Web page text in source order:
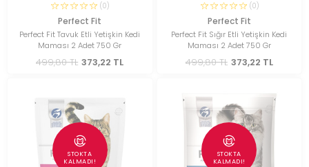
(0)
Perfect Fit
Perfect Fit Tavuk Etli Yetişkin Kedi
Maması 2 Adet 750 Gr
499,80 TL 373,22 TL
(0)
Perfect Fit
Perfect Fit Sığır Etli Yetişkin Kedi
Maması 2 Adet 750 Gr
499,80 TL 373,22 TL
STOKTA
KALMADI!
STOKTA
KALMADI!